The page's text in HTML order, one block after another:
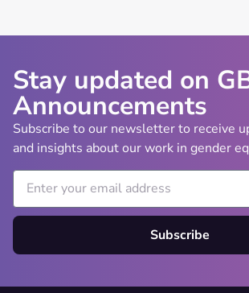
Stay updated on
Announcements
Subscribe to our newsletter to receive
and insights about our work in gender
Subscribe